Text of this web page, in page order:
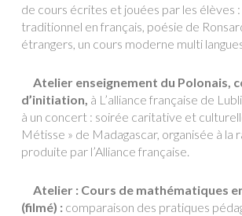
de cours écrites et jouées par les élèves :
traditionnel en français, poésie de
étrangers, un cours moderne multi
Atelier enseignement du Polonais,
d’initiation, à L’alliance française de
à un concert : soirée caritative et
Métisse » de Madagascar, organisée à la
produite par l’Alliance française.
Atelier : Cours de mathématiques
(filmé) : comparaison des pratiques